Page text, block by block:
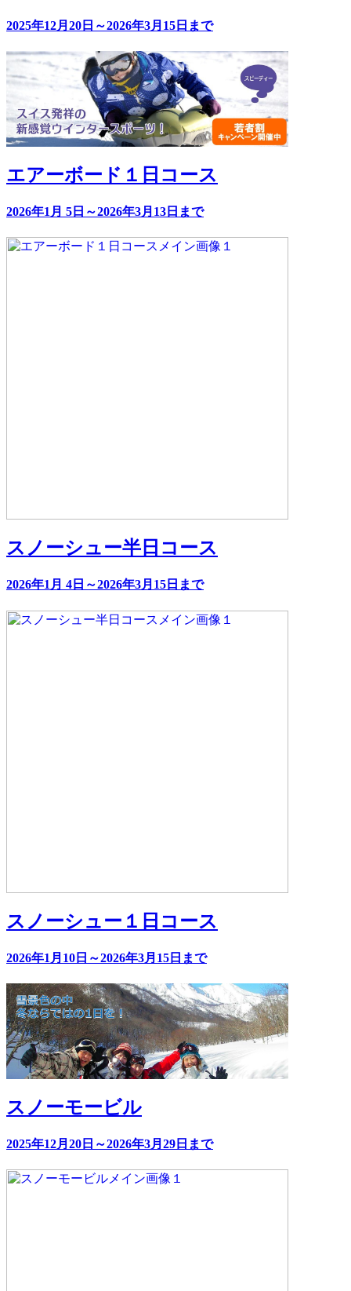
2025年12月20日～2026年3月15日まで
エアーボード１日コース
2026年1月 5日～2026年3月13日まで
スノーシュー半日コース
2026年1月 4日～2026年3月15日まで
スノーシュー１日コース
2026年1月10日～2026年3月15日まで
スノーモービル
2025年12月20日～2026年3月29日まで